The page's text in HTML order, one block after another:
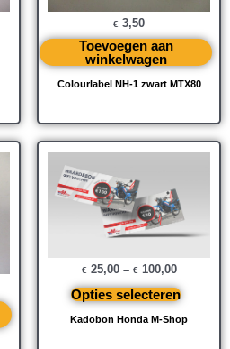
Colourlabel NH-1 zwart MTX80
€ 3,50
Toevoegen aan
winkelwagen
Kadobon Honda M-Shop
€ 25,00– € 100,00
Opties selecteren